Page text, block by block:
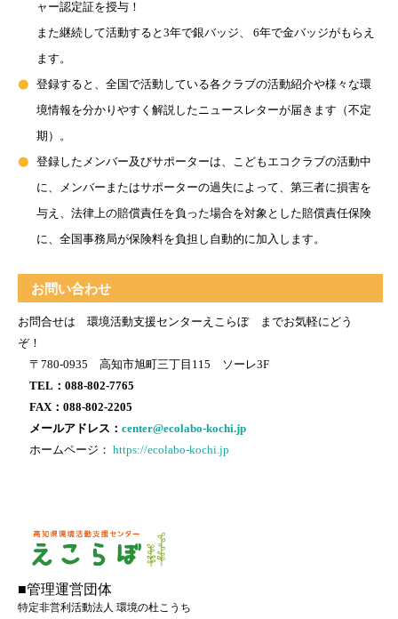
ャー認定証を授与！
また継続して活動すると3年で銀バッジ、 6年で金バッジがもらえ
ます。
登録すると、全国で活動している各クラブの活動紹介や様々な環
境情報を分かりやすく解説したニュースレターが届きます（不定
期）。
登録したメンバー及びサポーターは、こどもエコクラブの活動中
に、メンバーまたはサポーターの過失によって、第三者に損害を
与え、法律上の賠償責任を負った場合を対象とした賠償責任保険
に、全国事務局が保険料を負担し自動的に加入します。
お問い合わせ
お問合せは 環境活動支援センターえこらぼ までお気軽にどう
ぞ！
〒780-0935 高知市旭町三丁目115 ソーレ3F
TEL：088-802-7765
FAX：088-802-2205
メールアドレス： center@ecolabo-kochi.jp
ホームページ： https://ecolabo-kochi.jp
■管理運営団体
特定非営利活動法人 環境の杜こうち